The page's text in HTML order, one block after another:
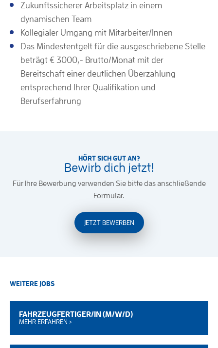
Zukunftssicherer Arbeitsplatz in einem
dynamischen Team
Kollegialer Umgang mit Mitarbeiter/Innen
Das Mindestentgelt für die ausgeschriebene Stelle
beträgt € 3000,- Brutto/Monat mit der
Bereitschaft einer deutlichen Überzahlung
entsprechend Ihrer Qualifikation und
Berufserfahrung
HÖRT SICH GUT AN?
Bewirb dich jetzt!
Für Ihre Bewerbung verwenden Sie bitte das anschließende
Formular.
JETZT BEWERBEN
WEITERE JOBS
FAHRZEUGFERTIGER/IN (M/W/D)
MEHR ERFAHREN ›